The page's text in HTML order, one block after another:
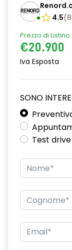
4.5(
Prezzo di Listino
€20.900
Iva Esposta
SONO
Test drive